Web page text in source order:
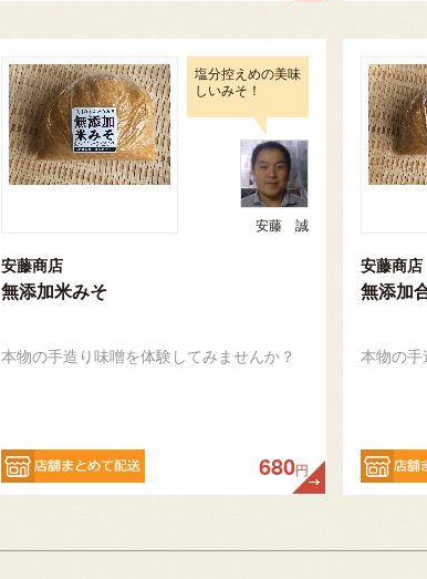
塩分控えめの美味
しいみそ！
安藤 誠
安藤商店
無添加米みそ
本物の手造り味噌を体験してみませんか？
680円
安藤商店
無添加
本物の手